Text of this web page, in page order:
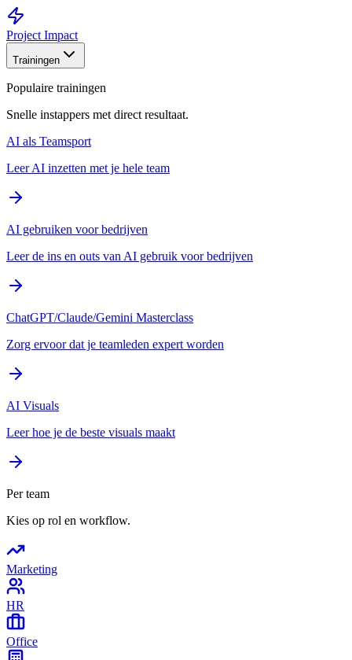
Project Impact
Trainingen
Populaire trainingen
Snelle instappers met direct resultaat.
AI als Teamsport
Leer AI inzetten met je hele team
AI gebruiken voor bedrijven
Leer de ins en outs van AI gebruik voor bedrijven
ChatGPT/Claude/Gemini Masterclass
Zorg ervoor dat je teamleden expert worden
AI Visuals
Leer hoe je de beste visuals maakt
Per team
Kies op rol en workflow.
Marketing
HR
Office